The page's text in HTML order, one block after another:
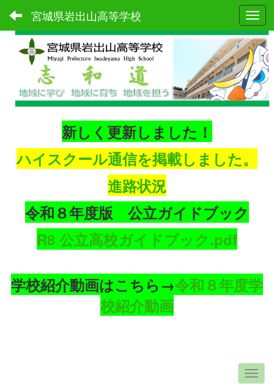
宮城県岩出山高等学校
新しく更新しました！
ハイスクール通信を掲載しました。
進路状況
令和８年度版 公立ガイドブック
R8 公立高校ガイドブック.pdf
学校紹介動画はこちら→令和８年度学
校紹介動画